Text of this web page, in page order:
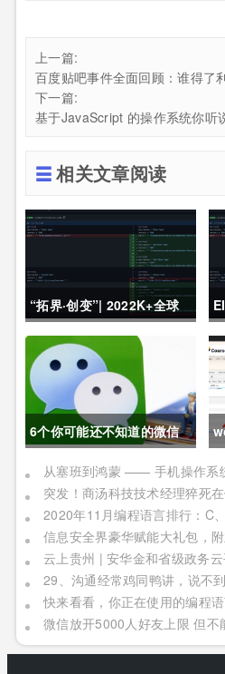
上一篇:
百度贴吧事件全面回顾：谁得了
下一篇:
基于JavaScript 的操作系统你听
相关文章阅读
“拓界·创变”| 2022K+全球
软件研发行业创新峰会上海
站敬请期待！
6个你可能还不知道的微信
冷知识，每一个都令人相见
恨晚
微信放开5000人好友上限 但不